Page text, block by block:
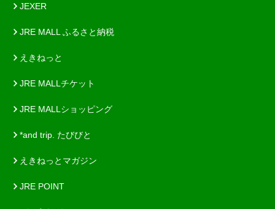
JEXER
JRE MALL ふるさと納税
えきねっと
JRE MALLチケット
JRE MALLショッピング
*and trip. たびびと
えきねっとマガジン
JRE POINT